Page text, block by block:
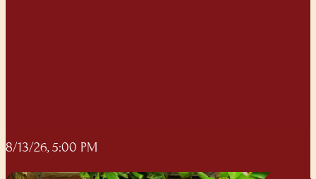
8/13/26, 5:00 PM